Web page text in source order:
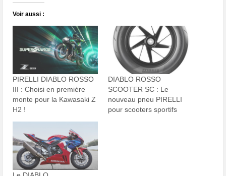
Voir aussi :
PIRELLI DIABLO ROSSO
III : Choisi en première
monte pour la Kawasaki Z
H2 !
DIABLO ROSSO
SCOOTER SC : Le
nouveau pneu PIRELLI
pour scooters sportifs